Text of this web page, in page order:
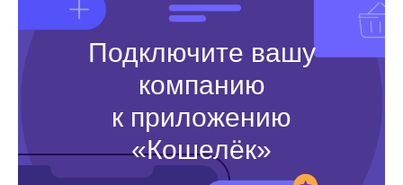
Подключите вашу
компанию
к приложению
«Кошелёк»